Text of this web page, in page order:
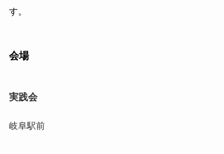
す。
会場
実践会
岐阜駅前